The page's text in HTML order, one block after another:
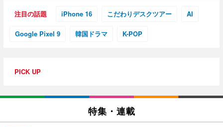
注目の話題 iPhone 16 こだわりデスクツアー AI
Google Pixel 9 韓国ドラマ K-POP
PICK UP
特集・連載